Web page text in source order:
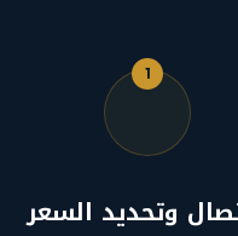
1
وتحديد السعر